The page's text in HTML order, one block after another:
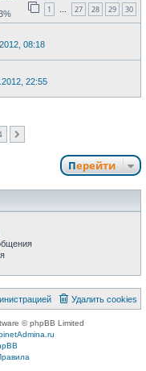
1 … 27 28 29 30
08:18
22:55
Перейти
Удалить cookies
© phpBB Limited